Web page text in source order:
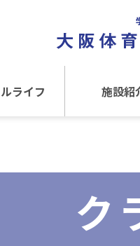
ライフ 施設紹
ク